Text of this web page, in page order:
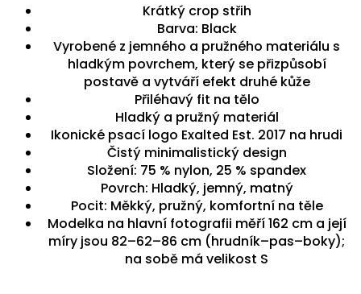
Krátký crop střih
Barva: Black
Vyrobené z jemného a pružného materiálu s
hladkým povrchem, který se přizpůsobí
postavě a vytváří efekt druhé kůže
Přiléhavý fit na tělo
Hladký a pružný materiál
Ikonické psací logo Exalted Est. 2017 na hrudi
Čistý minimalistický design
Složení: 75 % nylon, 25 % spandex
Povrch: Hladký, jemný, matný
Pocit: Měkký, pružný, komfortní na těle
Modelka na hlavní fotografii měří 162 cm a její
míry jsou 82–62–86 cm (hrudník–pas–boky);
na sobě má velikost S